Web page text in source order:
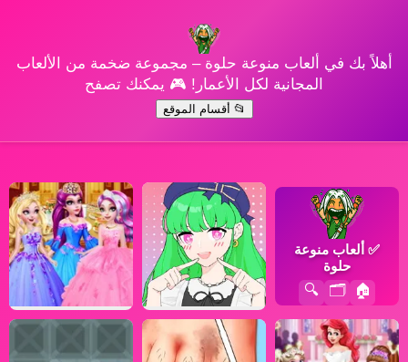
أهلاً بك في ألعاب منوعة حلوة – مجموعة ضخمة من الألعاب
المجانية لكل الأعمار! 🎮 يمكنك تصفح
📂 أقسام الموقع
✅ ألعاب منوعة
حلوة
🏠
🗂️
🔍